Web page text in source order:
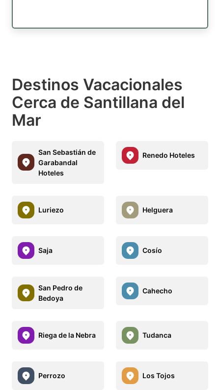
Destinos Vacacionales
Cerca de Santillana del
Mar
San Sebastián de
Garabandal
Hoteles
Renedo Hoteles
Luriezo Helguera
Saja Cosío
San Pedro de
Bedoya
Cahecho
Riega de la Nebra Tudanca
Perrozo Los Tojos